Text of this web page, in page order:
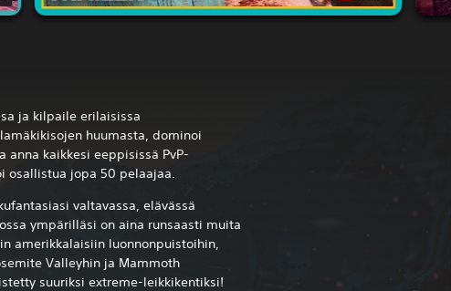
ja kilpaile erilaisissa
huumasta, dominoi
kaikkesi eeppisissä PvP-
osallistua jopa 50 pelaajaa.
valtavassa, elävässä
ympärilläsi on aina runsaasti muita
amerikkalaisiin luonnonpuistoihin,
Valleyhin ja Mammoth
suuriksi extreme-leikkikentiksi!